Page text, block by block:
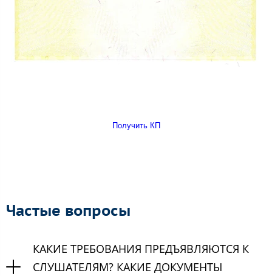
Получить КП
Частые вопросы
КАКИЕ ТРЕБОВАНИЯ ПРЕДЪЯВЛЯЮТСЯ К
СЛУШАТЕЛЯМ? КАКИЕ ДОКУМЕНТЫ